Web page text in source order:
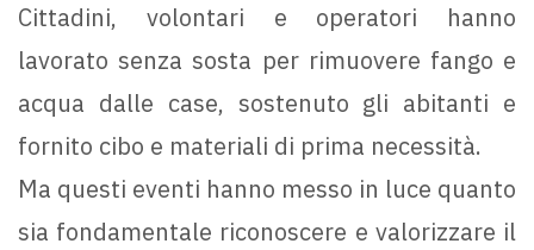
Cittadini, volontari e operatori hanno
lavorato senza sosta per rimuovere fango e
acqua dalle case, sostenuto gli abitanti e
fornito cibo e materiali di prima necessità.
Ma questi eventi hanno messo in luce quanto
sia fondamentale riconoscere e valorizzare il